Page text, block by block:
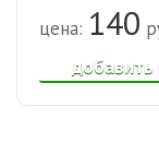
добавить
цена: 140